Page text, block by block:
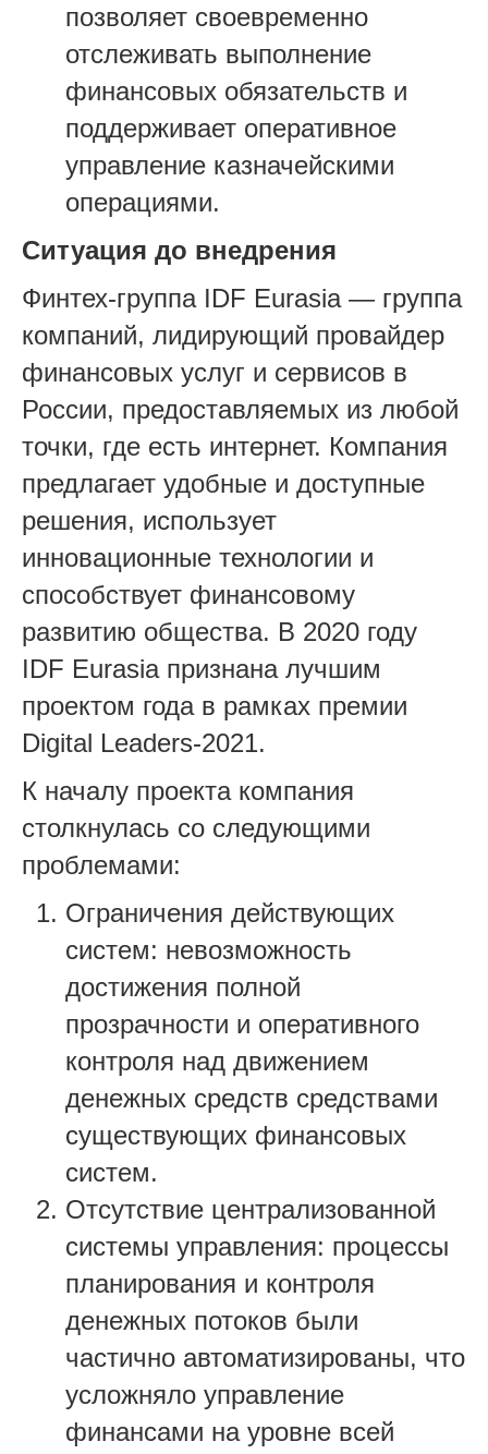
позволяет своевременно
отслеживать выполнение
финансовых обязательств и
поддерживает оперативное
управление казначейскими
операциями.
Ситуация до внедрения
Финтех-группа IDF Eurasia — группа
компаний, лидирующий провайдер
финансовых услуг и сервисов в
России, предоставляемых из любой
точки, где есть интернет. Компания
предлагает удобные и доступные
решения, использует
инновационные технологии и
способствует финансовому
развитию общества. В 2020 году
IDF Eurasia признана лучшим
проектом года в рамках премии
Digital Leaders-2021.
К началу проекта компания
столкнулась со следующими
проблемами:
Ограничения действующих
систем: невозможность
достижения полной
прозрачности и оперативного
контроля над движением
денежных средств средствами
существующих финансовых
систем.
Отсутствие централизованной
системы управления: процессы
планирования и контроля
денежных потоков были
частично автоматизированы, что
усложняло управление
финансами на уровне всей